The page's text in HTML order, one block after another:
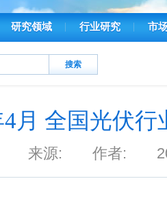
研究领域 行业研究 市
4月 全国光伏
来源: 作者: